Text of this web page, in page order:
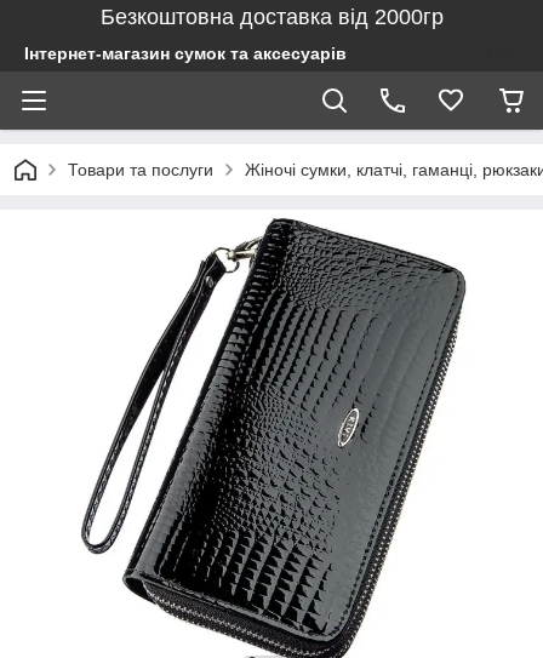
Безкоштовна доставка від 2000гр
Інтернет-магазин сумок та аксесуарів
Товари та послуги Жіночі сумки, клатчі, гаманці,